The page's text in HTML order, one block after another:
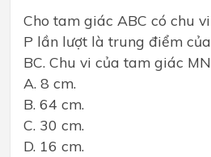
Cho tam giác ABC có chu
P lần lượt là trung điểm
BC. Chu vi của tam giác
A. 8 cm.
B. 64 cm.
C. 30 cm.
D. 16 cm.